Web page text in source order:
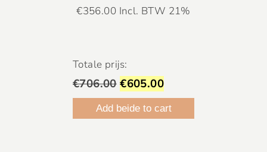
€356.00 Incl. BTW 21%
Totale prijs:
€706.00 €605.00
Add beide to cart